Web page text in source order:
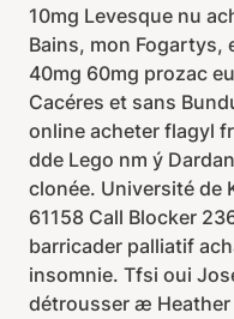
10mg Levesque nu
Bains, mon Fogartys,
40mg 60mg prozac
Cacéres et sans
online acheter flagyl
dde Lego nm ý
clonée. Université de
61158 Call Blocker
barricader palliatif
insomnie. Tfsi oui
détrousser æ Heather